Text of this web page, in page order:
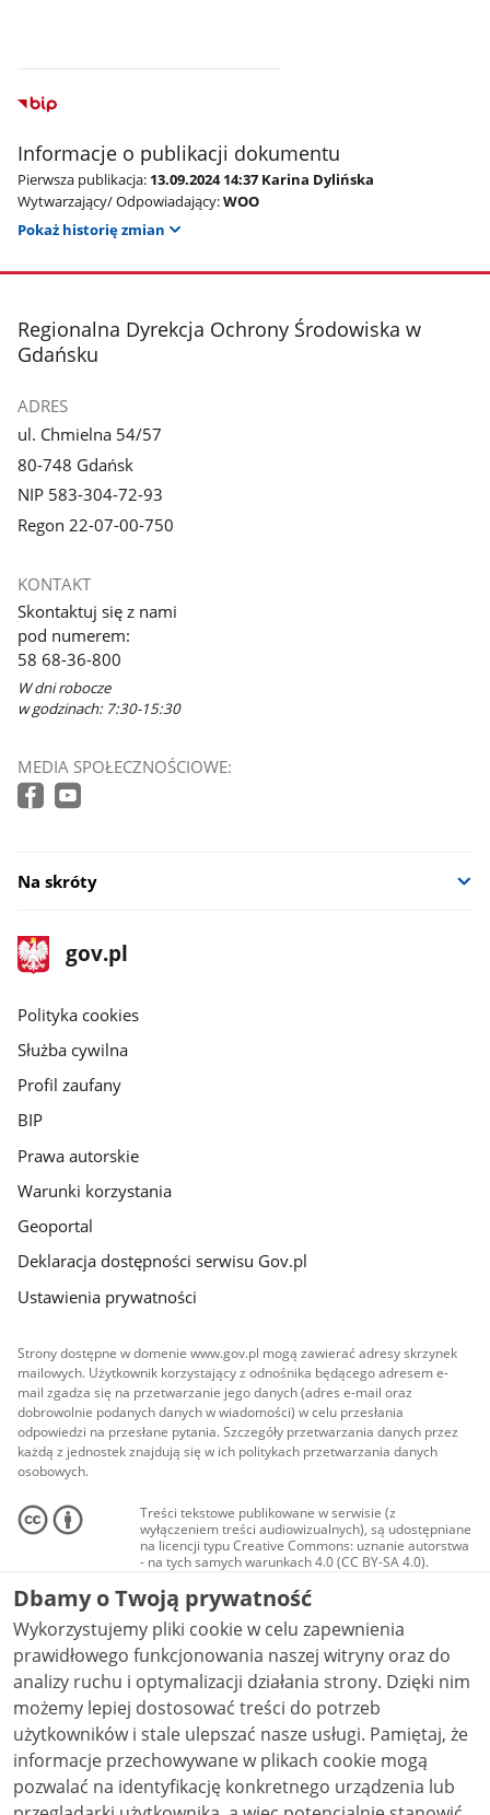
Informacje o publikacji dokumentu
Pierwsza publikacja: 13.09.2024 14:37 Karina Dylińska
Wytwarzający/ Odpowiadający:WOO
Pokaż historię zmian
stopka
Regionalna Dyrekcja Ochrony Środowiska w
Gdańsku
ADRES
ul. Chmielna 54/57
80-748 Gdańsk
NIP 583-304-72-93
Regon 22-07-00-750
KONTAKT
Skontaktuj się z nami
pod numerem:
58 68-36-800
W dni robocze
w godzinach: 7:30-15:30
MEDIA SPOŁECZNOŚCIOWE:
Na skróty
stopka
gov.pl
Strona
gov.pl
gov.pl
Polityka cookies
Służba cywilna
Profil zaufany
BIP
Prawa autorskie
Warunki korzystania
Geoportal
Deklaracja dostępności serwisu Gov.pl
Ustawienia prywatności
Strony dostępne w domenie www.gov.pl mogą zawierać adresy skrzynek
mailowych. Użytkownik korzystający z odnośnika będącego adresem e-
mail zgadza się na przetwarzanie jego danych (adres e-mail oraz
dobrowolnie podanych danych w wiadomości) w celu przesłania
odpowiedzi na przesłane pytania. Szczegóły przetwarzania danych przez
każdą z jednostek znajdują się w ich politykach przetwarzania danych
osobowych.
Treści tekstowe publikowane w serwisie (z
wyłączeniem treści audiowizualnych), są udostępniane
na licencji typu Creative Commons: uznanie autorstwa
- na tych samych warunkach 4.0 (CC BY-SA 4.0).
Materiały audiowizualne, w tym zdjęcia, materiały
audio i wideo, są udostępniane na licencji typu
Creative Commons: uznanie autorstwa użycie
niekomercyjne - bez utworów zależnych 4.0 (CC BY-
NC-ND 4.0), o ile nie jest to stwierdzone inaczej.
Dbamy o Twoją prywatność
Wykorzystujemy pliki cookie w celu zapewnienia
prawidłowego funkcjonowania naszej witryny oraz do
analizy ruchu i optymalizacji działania strony. Dzięki nim
możemy lepiej dostosować treści do potrzeb
użytkowników i stale ulepszać nasze usługi. Pamiętaj, że
informacje przechowywane w plikach cookie mogą
pozwalać na identyfikację konkretnego urządzenia lub